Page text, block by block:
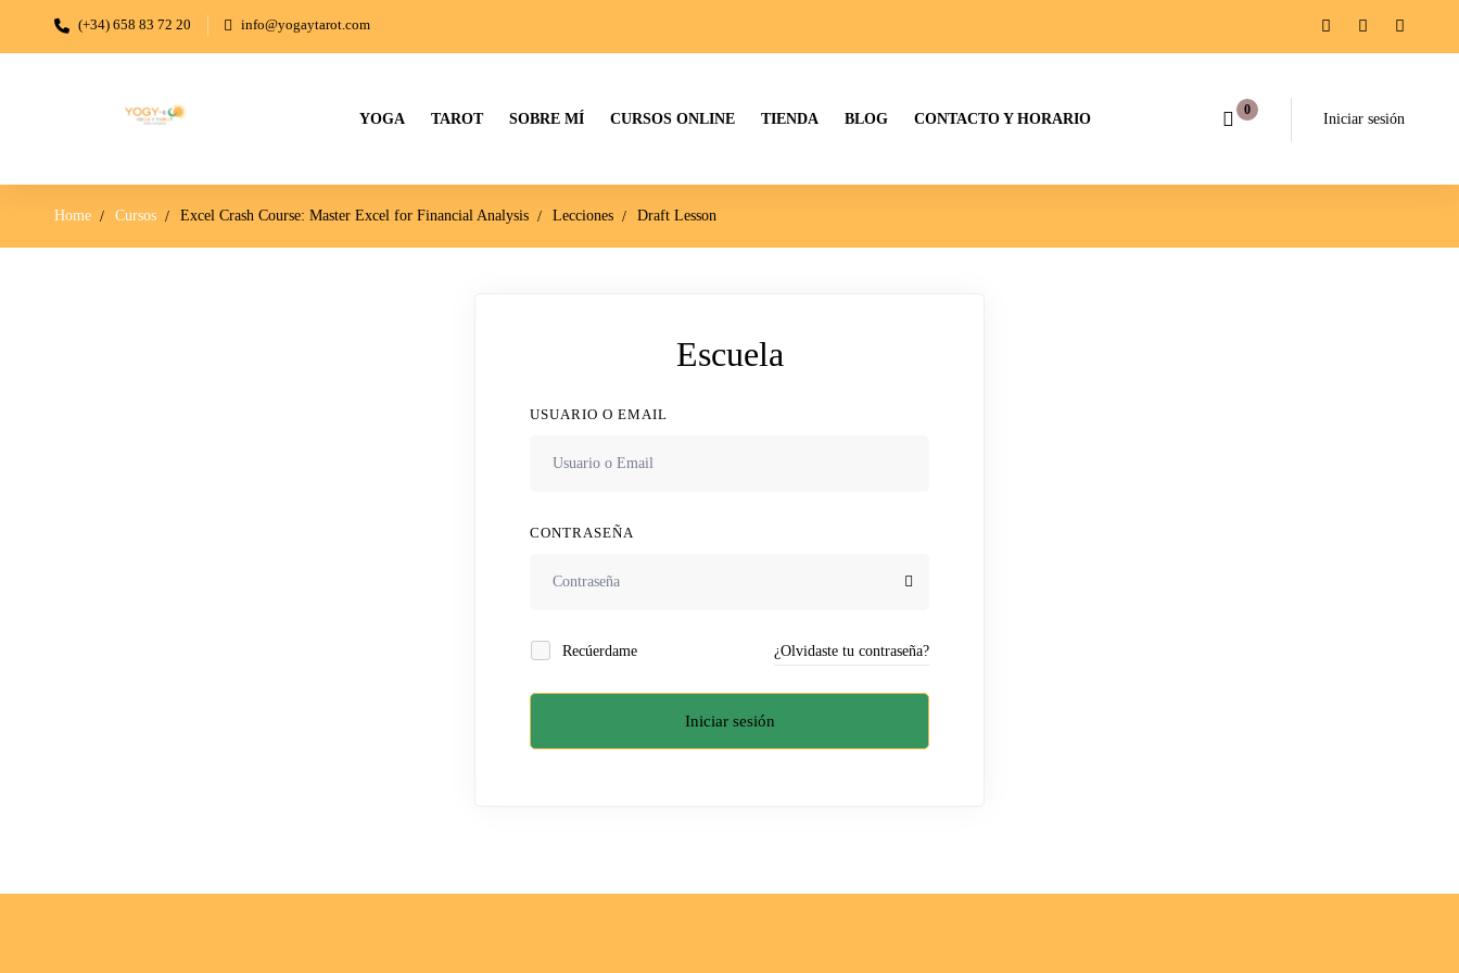
(+34) 658 83 72 20 info@yogaytarot.com
YOGA TAROT SOBRE MÍ CURSOS ONLINE TIENDA BLOG CONTACTO Y HORARIO Iniciar sesión
Home Cursos Excel Crash Course: Master Excel for Financial Analysis Lecciones Draft Lesson
Escuela
USUARIO O EMAIL
CONTRASEÑA
Recúerdame ¿Olvidaste tu contraseña?
Iniciar sesión